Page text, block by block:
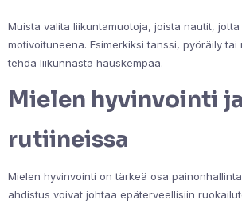
Muista valita liikuntamuotoja, joista nautit,
motivoituneena. Esimerkiksi tanssi, pyöräily
tehdä liikunnasta hauskempaa.
Mielen hyvinvointi
rutiineissa
Mielen hyvinvointi on tärkeä osa
ahdistus voivat johtaa epäterveellisiin